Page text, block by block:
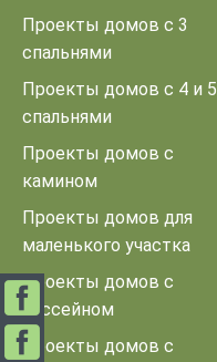
Проекты домов с 3
спальнями
Проекты домов с 4 и 5
спальнями
Проекты домов с
камином
Проекты домов для
маленького участка
Проекты домов с
бассейном
Проекты домов с